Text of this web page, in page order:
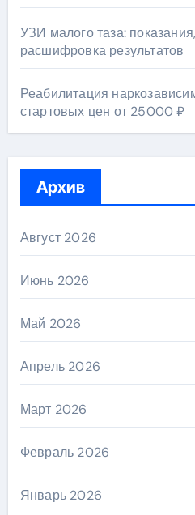
УЗИ малого таза:
расшифровка результатов
Реабилитация
стартовых цен от 25000 ₽
Архив
Август 2026
Июнь 2026
Май 2026
Апрель 2026
Март 2026
Февраль 2026
Январь 2026